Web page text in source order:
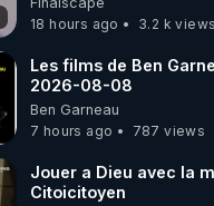
:
http://rgnr.li/vidya
sur les extracteurs
http://rgnr.li/lechoubrave
18 hours ago
3.2 k views
Les films de Ben
2026-08-08
Ben Garneau
7 hours ago
787 views
Jouer a Dieu avec la
Citoicitoyen